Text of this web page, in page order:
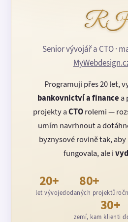
Senior vývojář a CTO ·
Programuji přes 20 let,
bankovnictví a finance a
projekty aCTOrolemi —
umím navrhnout a
byznysové rovině tak,
fungovala, ale i
20+
let vývoje
80+
dodaných projektů
30+
zemí, kam klienti